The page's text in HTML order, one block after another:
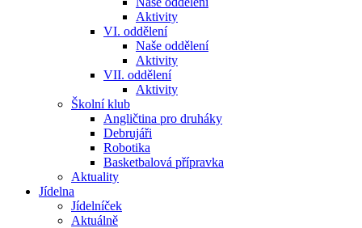
Aktivity
VI. oddělení
Naše oddělení
Aktivity
VII. oddělení
Aktivity
Školní klub
Angličtina pro druháky
Debrujáři
Robotika
Basketbalová přípravka
Aktuality
Jídelna
Jídelníček
Aktuálně